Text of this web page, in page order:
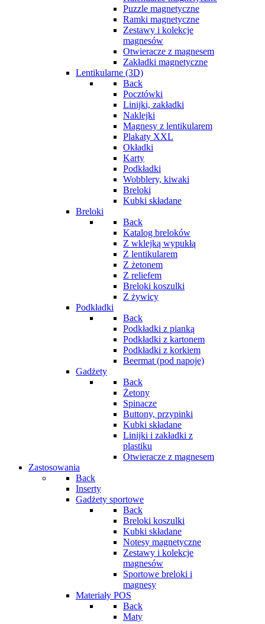
Puzzle magnetyczne
Ramki magnetyczne
Zestawy i kolekcje
magnesów
Otwieracze z magnesem
Zakładki magnetyczne
Lentikularne (3D)
Back
Pocztówki
Linijki, zakładki
Naklejki
Magnesy z lentikularem
Plakaty XXL
Okładki
Karty
Podkładki
Wobblery, kiwaki
Breloki
Kubki składane
Breloki
Back
Katalog breloków
Z wklejką wypukłą
Z lentikularem
Z żetonem
Z reliefem
Breloki koszulki
Z żywicy
Podkładki
Back
Podkładki z pianką
Podkładki z kartonem
Podkładki z korkiem
Beermat (pod napoje)
Gadżety
Back
Żetony
Spinacze
Buttony, przypinki
Kubki składane
Linijki i zakładki z
plastiku
Otwieracze z magnesem
Zastosowania
Back
Inserty
Gadżety sportowe
Back
Breloki koszulki
Kubki składane
Notesy magnetyczne
Zestawy i kolekcje
magnesów
Sportowe breloki i
magnesy
Materiały POS
Back
Maty